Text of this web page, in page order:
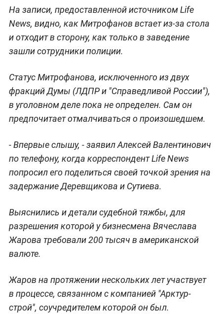
На записи, предоставленной источником Life
News, видно, как Митрофанов встает из-за стола
и отходит в сторону, как только в заведение
зашли сотрудники полиции.
Статус Митрофанова, исключенного из двух
фракций Думы (ЛДПР и "Справедливой России"),
в уголовном деле пока не определен. Сам он
предпочитает отмалчиваться о произошедшем.
- Впервые слышу, - заявил Алексей Валентинович
по телефону, когда корреспондент Life News
попросил его поделиться своей точкой зрения на
задержание Деревщикова и Сутиева.
Выяснились и детали судебной тяжбы, для
разрешения которой у бизнесмена Вячеслава
Жарова требовали 200 тысяч в американской
валюте.
Жаров на протяжении нескольких лет участвует
в процессе, связанном с компанией "Арктур-
строй", соучредителем которой он был.